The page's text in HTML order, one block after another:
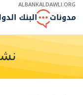
Skip
Main
ALBANKALDAWLI.ORG